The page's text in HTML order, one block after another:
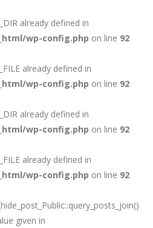
already defined in
wp-config.php on line 92
already defined in
wp-config.php on line 92
already defined in
wp-config.php on line 92
already defined in
wp-config.php on line 92
given in